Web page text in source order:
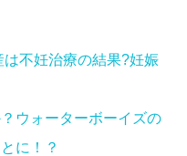
不妊治療の結果?妊娠
ウォーターボーイズの
に！？